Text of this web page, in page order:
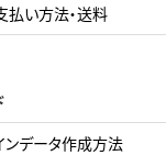
払い方法・送料
ンデータ作成方法